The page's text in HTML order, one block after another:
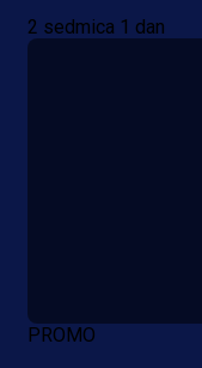
2 sedmica 1 dan
PROMO